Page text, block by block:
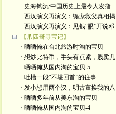
· 史海钩沉:中国历史上最令人发指
· 西汉演义再演义：缇萦救父真相揭
· 西汉演义再演义：见钱“眼”开说邓
【爪四哥寻宝记】
· 晒晒俺在台北旅游时淘的宝贝
· 想炒比特币，手头有点紧，贱卖几
· 晒晒俺从国内淘的宝贝-5
· 吐槽一段“不堪回首”的往事
· 发小想用两个汉，明古董换我的八
· 晒晒多年前从美东淘的宝贝
· 晒晒俺从国内淘的宝贝-4